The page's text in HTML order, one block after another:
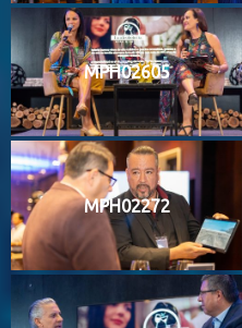
MPH02605
MPH02272